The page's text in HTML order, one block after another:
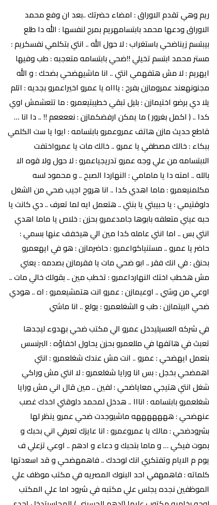
ريم وهي تقدم الاوراق : امضاء حضرتك ..بعد ان وفع محمد
الاوراق ودعها محمد بابتسامهريم بمرح لنفسها : الله دا طلع
بيبتسم زيناضحي باستغراب : لا حول الله .. انتي بتكلمي نفسكريم :
مستر محمد ابتسم تخيلي !!ضحي بابتسامه متعجبه : طب وفيها
ايهريم : لا مش هتفهمي انتي .. انا ماشيهضحي بضحك : و الله
مجنونهعند عمرومازن بفرح : ياااه يا عمرو اخيراعمرو بجديه : اتلم
يلا دي برضو اختيمازن : بليل تبقي خطيبتيعمرو : ما تتعشمش اوي
كدا .. ( اكمل بغرور ) ما يمكن ارفضكمازن : نععععم !! .. دا انا …
قاطع حديث مازن هاتف عمروعمرو بابتسامه : ايوا يا ست الكلمي
ببكاء : خالك مصطفي يا عمرو .. خالك مات يا عمرواختفت
الابتسامه من علي وجه عمرو تدريجياعمرو : لا حول ولا قوه الا
بالله .. امته دا يا مامامي : النهاردا الصبح .. و محمود لسه
مكلمنيعمرو : ماما اهدي كدا .. انا هروح اجيب ضحي من الشغل
دلوقتيمي : يا حبيبتي يا بنتي .. هتعمل ايه لما تعرف .. دي كانت يا
حبه عيني متعلفه بابوها جامدعمرو بحزن : خلاص يا ماما اهدي
انتي بس .. اما انتي عامله كدا مين الي هيخفف عنها بسمي :
حاضر يا عمرو .. مستنياكواعمرو : حاضرمازن : هو في ايهعمرو
بحنق : في انك فقر .. ابو ضحي مات يا فقرمازن بصدمه : يعني
مش هخطب اختك النهارداعمرو : تخطب مين .. بقولك خالي مات ..
اوعي من وشي .. اوعيمازن : عمرو انت هتمشيعمرو : اه .. هودي
ضحي البيتمازن : طب و الشغلعمرو : يولع .. انا ماشي
في شركه العسيليدخل عمرو الي مكتب ضحي بهدوء ليجدها
تعبث في هاتفها في مللعمرو بحزن يحاول اخفاؤه : البرنسس
بتعمل ايهضحي : عمرو .. انت مش عندك شغلعمرو : انتي
اهمضحي بخجل : بس انا ورايا شغلعمرو : لا انتي مش وراكي
شغل انتي هتيجي معاياضحي : لفين .. مين قال اني مش ورايا
شغلعمرو بابتسامه : انااا .. هدخل لمحمد دلوقتي اخدك غصب
عنهضحي : هههههههه ماشيوجدت ضحي عمرو ينظر لها
بشرودضحي : مالك يا عمروعمرو : انا عايزك تعرفي اني بحبك و
بموت فيكي … و ماما بتحبك و دعاء و ادهم .. اوعي تزعلي ف
يوم م الايام وتفتكري انك لوحدك .. فاهمهضحي و قد اسعدتها
كلماته : فاهمهفي احد البنوك المصريه في مكتب موظف علي
الموظفين نجده يجلس علي مكتبه في شرود اما علي المكتب